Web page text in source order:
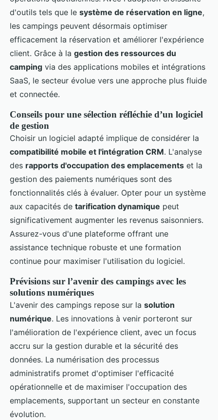
d'outils tels que le système de réservation en ligne,
les campings peuvent désormais optimiser
efficacement la réservation et améliorer l'expérience
client. Grâce à la gestion des ressources du
camping via des applications mobiles et intégrations
SaaS, le secteur évolue vers une approche plus fluide
et connectée.
Conseils pour une sélection réfléchie d’un logiciel
de gestion
Choisir un logiciel adapté implique de considérer la
compatibilité mobile et l'intégration CRM. L'analyse
des rapports d'occupation des emplacements et la
gestion des paiements numériques sont des
fonctionnalités clés à évaluer. Opter pour un système
aux capacités de tarification dynamique peut
significativement augmenter les revenus saisonniers.
Assurez-vous d'une plateforme offrant une
assistance technique robuste et une formation
continue pour maximiser l'utilisation du logiciel.
Prévisions sur l’avenir des campings avec les
solutions numériques
L'avenir des campings repose sur la solution
numérique. Les innovations à venir porteront sur
l'amélioration de l'expérience client, avec un focus
accru sur la gestion durable et la sécurité des
données. La numérisation des processus
administratifs promet d'optimiser l'efficacité
opérationnelle et de maximiser l'occupation des
emplacements, supportant un secteur en constante
évolution.